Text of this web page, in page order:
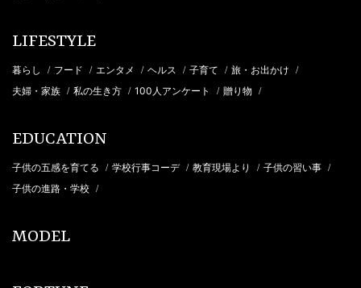
LIFESTYLE
暮らし / フード / エンタメ / ヘルス / 子育て / 旅・お出かけ /
夫婦・家族 / 私の生き方 / 100人アンケート / 贈り物 /
EDUCATION
子供の五感を育てる / 学校行事コーデ / 教育現場より / 子供の習い事 /
子供の進路・学校 /
MODEL